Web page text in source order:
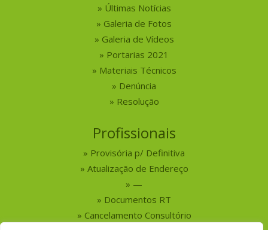
Últimas Notícias
Galeria de Fotos
Galeria de Vídeos
Portarias 2021
Materiais Técnicos
Denúncia
Resolução
Profissionais
Provisória p/ Definitiva
Atualização de Endereço
—
Documentos RT
Cancelamento Consultório